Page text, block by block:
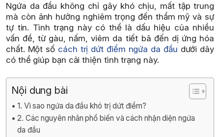
Ngứa da đầu không chỉ gây khó chịu, mất tập trung
mà còn ảnh hưởng nghiêm trọng đến thẩm mỹ và sự
tự tin. Tình trạng này có thể là dấu hiệu của nhiều
vấn đề, từ gàu, nấm, viêm da tiết bã đến dị ứng hóa
chất. Một số cách trị dứt điểm ngứa da đầu dưới dây
có thể giúp bạn cải thiện tình trạng này.
Nội dung bài
1. Vì sao ngứa da đầu khó trị dứt điểm?
2. Các nguyên nhân phổ biến và cách nhận diện ngứa
da đầu